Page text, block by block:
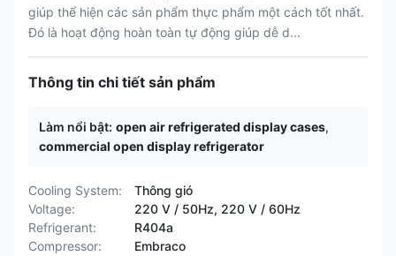
giúp thể hiện các sản phẩm thực phẩm một cách tốt nhất.
Đó là hoạt động hoàn toàn tự động giúp dễ d...
Thông tin chi tiết sản phẩm
Làm nổi bật: open air refrigerated display cases,
commercial open display refrigerator
Cooling System:
Thông gió
Voltage:
220 V / 50Hz, 220 V / 60Hz
Refrigerant:
R404a
Compressor:
Embraco